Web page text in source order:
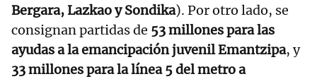
Bergara, Lazkao y Sondika). Por otro lado, se
consignan partidas de 53 millones para las
ayudas a la emancipación juvenil Emantzipa, y
33 millones para la línea 5 del metro a